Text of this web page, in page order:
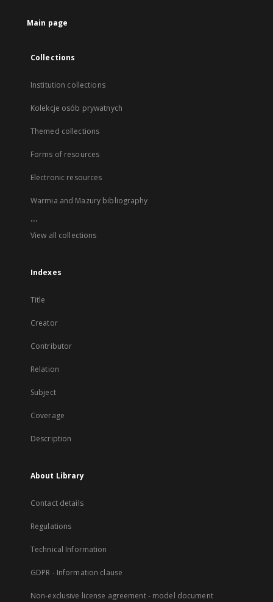
Main page
Collections
Institution collections
Kolekcje osób prywatnych
Themed collections
Forms of resources
Electronic resources
Warmia and Mazury bibliography
...
View all collections
Indexes
Title
Creator
Contributor
Relation
Subject
Coverage
Description
About Library
Contact details
Regulations
Technical Information
GDPR - Information clause
Non-exclusive license agreement - model document